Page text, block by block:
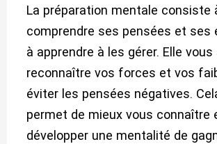
La préparation mentale consiste
comprendre ses pensées et ses
à apprendre à les gérer. Elle vous
reconnaître vos forces et vos
éviter les pensées négatives.
permet de mieux vous connaître
développer une mentalité de